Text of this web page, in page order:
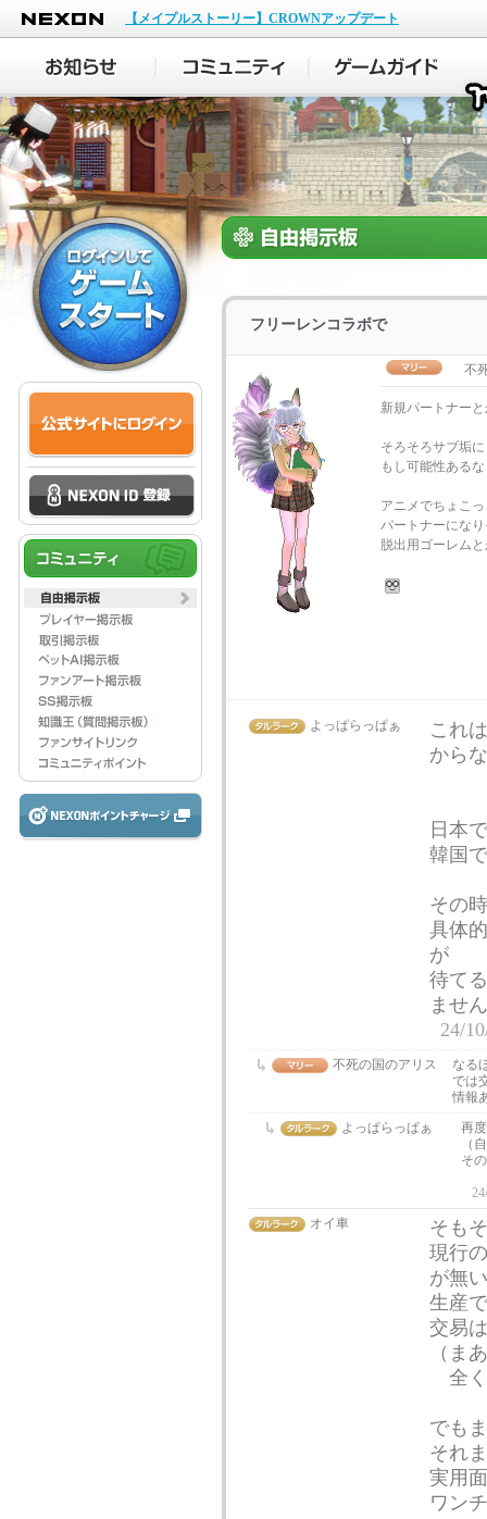
NEXON
【メイプルストーリー】CROWNアップデート
フリーレンコラボで
不
新規パートナー
そろそろサブ垢
もし可能性ある
アニメでちょこ
パートナーにな
脱出用ゴーレム
よっぱらっぱぁ
これ
から
日本
韓国
その
具体
が
待て
ません
24/
不死の国のアリス
な
では
情報
よっぱらっぱぁ
再
（
そ
オイ車
そも
現行
が無
生産
交易
（ま
全く
でも
それ
実用
ワン